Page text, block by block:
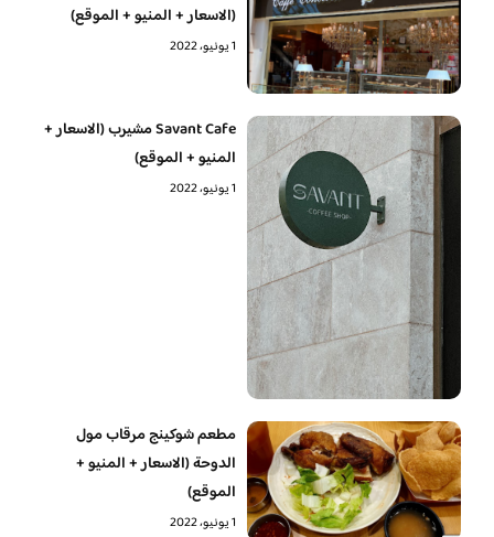
(الاسعار + المنيو + الموقع)
1 يونيو، 2022
Savant Cafe مشيرب (الاسعار +
المنيو + الموقع)
1 يونيو، 2022
مطعم شوكينج مرقاب مول
الدوحة (الاسعار + المنيو +
الموقع)
1 يونيو، 2022